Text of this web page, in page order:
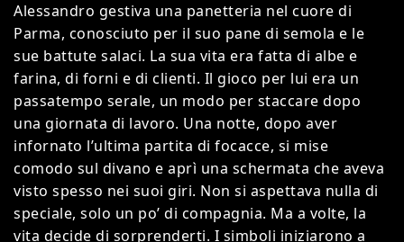
Alessandro gestiva una panetteria nel cuore di
Parma, conosciuto per il suo pane di semola e le
sue battute salaci. La sua vita era fatta di albe e
farina, di forni e di clienti. Il gioco per lui era un
passatempo serale, un modo per staccare dopo
una giornata di lavoro. Una notte, dopo aver
infornato l’ultima partita di focacce, si mise
comodo sul divano e aprì una schermata che aveva
visto spesso nei suoi giri. Non si aspettava nulla di
speciale, solo un po’ di compagnia. Ma a volte, la
vita decide di sorprenderti. I simboli iniziarono a